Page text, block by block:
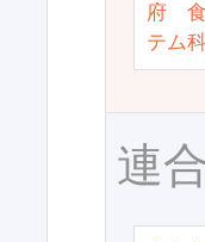
府 食
テム
連